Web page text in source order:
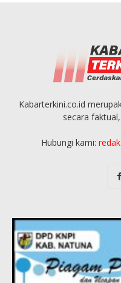
Kabarterkini.co.id
secara
Hubungi kami: